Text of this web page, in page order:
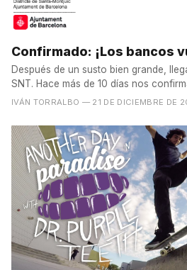
Confirmado: ¡Los bancos
Después de un susto bien grande,
SNT. Hace más de 10 días nos
IVÁN TORRALBO — 21 DE DICIEMBRE DE